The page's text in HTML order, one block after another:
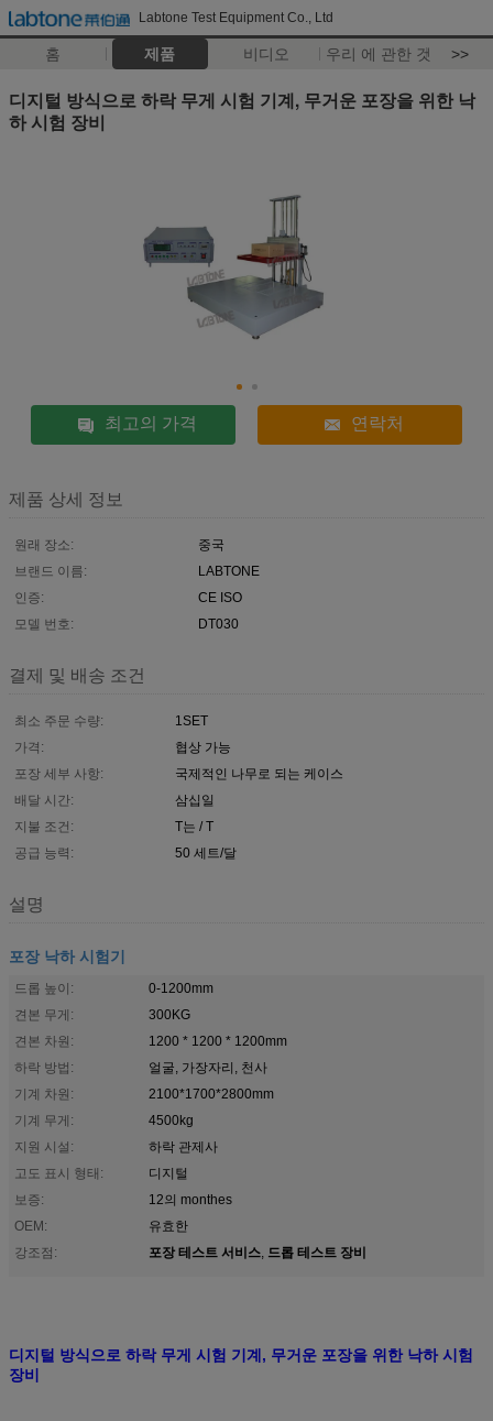
Labtone Test Equipment Co., Ltd
홈 제품 비디오 우리 에 관한 것 >>
디지털 방식으로 하락 무게 시험 기계, 무거운 포장을 위한 낙
하 시험 장비
최고의 가격 연락처
제품 상세 정보
원래 장소:
중국
브랜드 이름:
LABTONE
인증:
CE ISO
모델 번호:
DT030
결제 및 배송 조건
최소 주문 수량:
1SET
가격:
협상 가능
포장 세부 사항:
국제적인 나무로 되는 케이스
배달 시간:
삼십일
지불 조건:
T는 / T
공급 능력:
50 세트/달
설명
포장 낙하 시험기
드롭 높이:
0-1200mm
견본 무게:
300KG
견본 차원:
1200 * 1200 * 1200mm
하락 방법:
얼굴, 가장자리, 천사
기계 차원:
2100*1700*2800mm
기계 무게:
4500kg
지원 시설:
하락 관제사
고도 표시 형태:
디지털
보증:
12의 monthes
OEM:
유효한
강조점:
포장 테스트 서비스, 드롭 테스트 장비
디지털 방식으로 하락 무게 시험 기계, 무거운 포장을 위한 낙하 시험
장비